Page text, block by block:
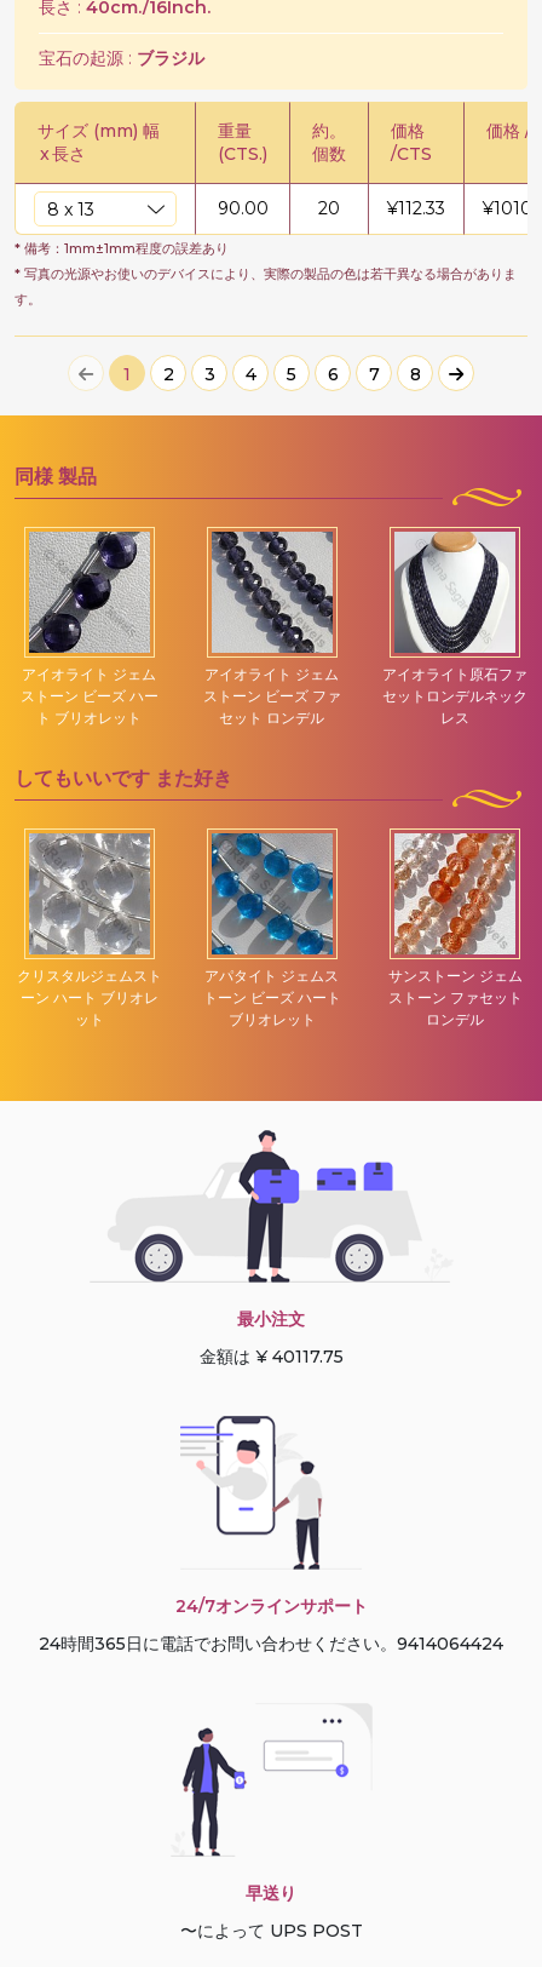
長さ : 40cm./16Inch.
宝石の起源 : ブラジル
サイズ (mm) 幅
x長さ
重量
(CTS.)
約。
個数
価格
/CTS
価格 /
90.00 20 ¥112.33 ¥
* 備考：1mm±1mm程度の誤差あり
* 写真の光源やお使いのデバイスにより、実際の製品の色は若干異なる場合がありま
す。
1 2 3 4 5 6 7 8
同様 製品
アイオライト ジェム
ストーン ビーズ ハー
ト ブリオレット
アイオライト ジェム
ストーン ビーズ ファ
セット ロンデル
アイオライト原石ファ
セットロンデルネック
レス
してもいいです また好き
クリスタルジェムスト
ーン ハート ブリオレ
ット
アパタイト ジェムス
トーン ビーズ ハート
ブリオレット
サンストーン ジェム
ストーン ファセット
ロンデル
最小注文
金額は ¥ 40117.75
24/7オンラインサポート
24時間365日に電話でお問い合わせください。9414064424
早送り
〜によって UPS POST